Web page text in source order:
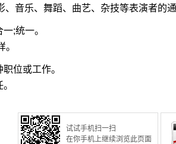
、音乐、舞蹈、曲艺、杂技等表演者的
;统一。
。
位或工作。
试试手机扫一扫
在你手机上继续浏览此页面